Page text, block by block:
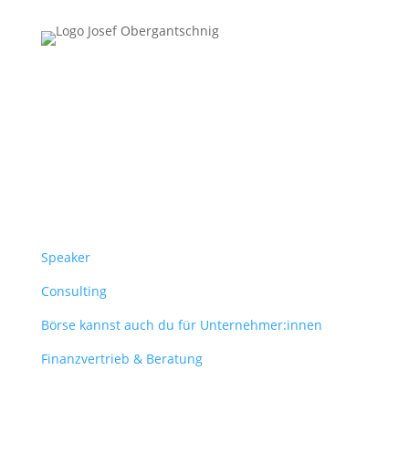
Speaker
Consulting
Börse kannst auch du für Unternehmer:innen
Finanzvertrieb & Beratung